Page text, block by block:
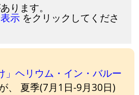
ります。
示 をクリックしてくださ
」ヘリウム・イン・バルー
、 夏季(7月1日-9月30日)